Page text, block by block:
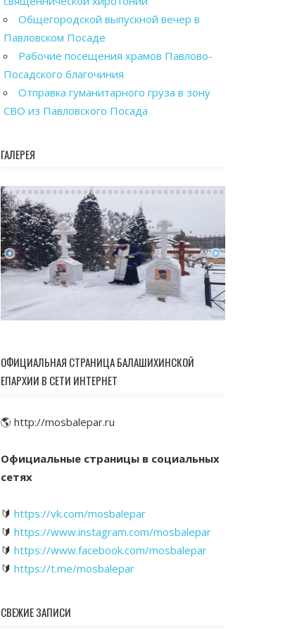
Общегородской выпускной вечер в
Павловском Посаде
Рабочие посещения храмов Павлово-
Посадского благочиния
Отправка гуманитарного груза в зону
СВО из Павловского Посада
ГАЛЕРЕЯ
ОФИЦИАЛЬНАЯ СТРАНИЦА БАЛАШИХИНСКОЙ
ЕПАРХИИ В СЕТИ ИНТЕРНЕТ
🌎 http://mosbalepar.ru
Официальные страницы в социальных
сетях
🔰 https://vk.com/mosbalepar
🔰 https://www.instagram.com/mosbalepar
🔰 https://www.facebook.com/mosbalepar
🔰 https://t.me/mosbalepar
СВЕЖИЕ ЗАПИСИ